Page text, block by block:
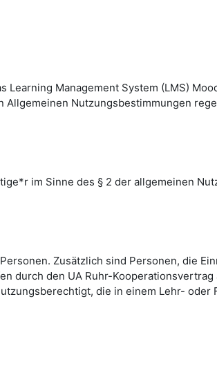
Management System (LMS)
Nutzungsbestimmungen
im Sinne des § 2 der allgemeinen
Zusätzlich sind Personen, die
durch den UA Ruhr-
die in einem Lehr- oder